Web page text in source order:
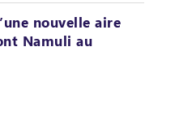
nouvelle aire
Namuli au